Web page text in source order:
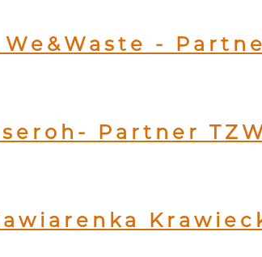
-
Partner